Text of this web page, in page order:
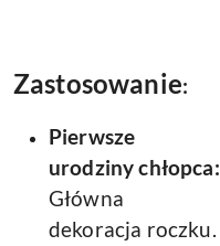
Zastosowanie:
Pierwsze
urodziny chłopca:
Główna
dekoracja roczku.